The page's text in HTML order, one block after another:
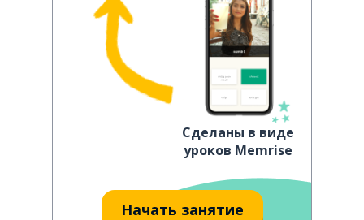
Сделаны в виде
уроков Memrise
Начать занятие